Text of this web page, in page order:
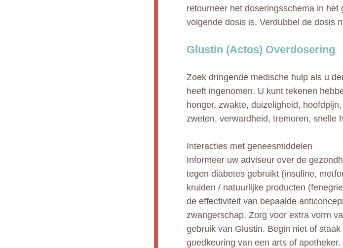
retourneer het doseringsschema in
volgende dosis is. Verdubbel de dosis
Glustin (Actos) Overdosering
Zoek dringende medische hulp als u
heeft ingenomen. U kunt tekenen
honger, zwakte, duizeligheid,
zweten, verwardheid, tremoren, snelle
Interacties met geneesmiddelen
Informeer uw adviseur over de
tegen diabetes gebruikt (insuline,
kruiden / natuurlijke producten
de effectiviteit van bepaalde
zwangerschap. Zorg voor extra vorm
gebruik van Glustin. Begin niet of
goedkeuring van een arts of apotheker.